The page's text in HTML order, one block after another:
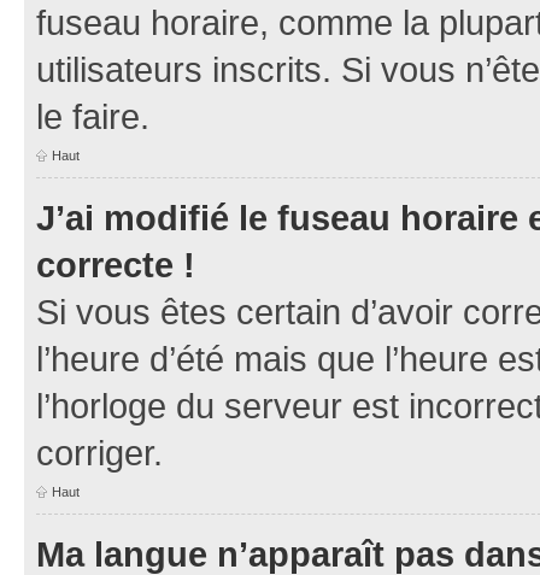
fuseau horaire, comme la
utilisateurs inscrits. Si vous
le faire.
Haut
J’ai modifié le fuseau horaire
correcte !
Si vous êtes certain d’avoir
l’heure d’été mais que l’heure
l’horloge du serveur est
corriger.
Haut
Ma langue n’apparaît pas